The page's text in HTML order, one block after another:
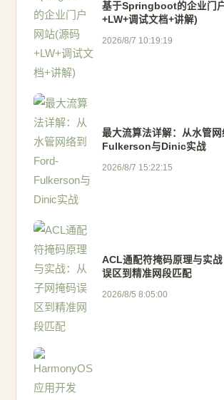
基于Springboot的企业门
+LW+调试文档+讲解)
2026/8/7 10:19:19
最大流算法详解：从水管
Fulkerson与Dinic实战
2026/8/7 15:22:15
ACL通配符掩码原理与实
误区到精准网段匹配
2026/8/5 8:05:00